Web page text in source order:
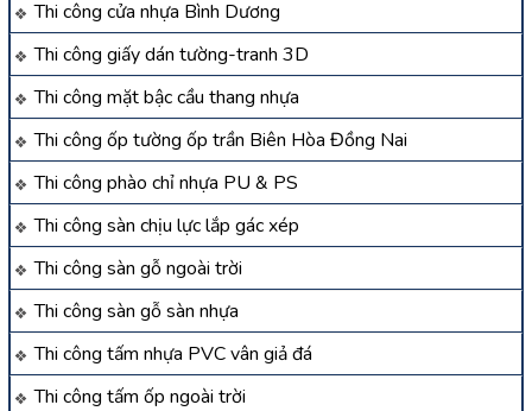
Thi công cửa nhựa Bình Dương
Thi công giấy dán tường-tranh 3D
Thi công mặt bậc cầu thang nhựa
Thi công ốp tường ốp trần Biên Hòa Đồng Nai
Thi công phào chỉ nhựa PU & PS
Thi công sàn chịu lực lắp gác xép
Thi công sàn gỗ ngoài trời
Thi công sàn gỗ sàn nhựa
Thi công tấm nhựa PVC vân giả đá
Thi công tấm ốp ngoài trời